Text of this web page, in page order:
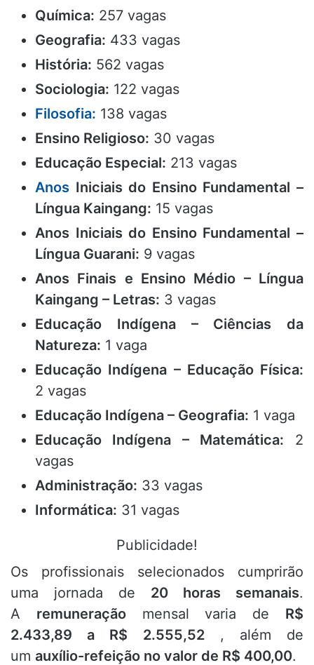
Química: 257 vagas
Geografia: 433 vagas
História: 562 vagas
Sociologia: 122 vagas
Filosofia: 138 vagas
Ensino Religioso: 30 vagas
Educação Especial: 213 vagas
Anos Iniciais do Ensino Fundamental –
Língua Kaingang: 15 vagas
Anos Iniciais do Ensino Fundamental –
Língua Guarani: 9 vagas
Anos Finais e Ensino Médio – Língua
Kaingang – Letras: 3 vagas
Educação Indígena – Ciências da
Natureza: 1 vaga
Educação Indígena – Educação Física:
2 vagas
Educação Indígena – Geografia: 1 vaga
Educação Indígena – Matemática: 2
vagas
Administração: 33 vagas
Informática: 31 vagas
Publicidade!
Os profissionais selecionados cumprirão
uma jornada de 20 horas semanais.
A remuneraçãomensal varia de R$
2.433,89 a R$ 2.555,52
, além de
um auxílio-refeição no valor de R$ 400,00.